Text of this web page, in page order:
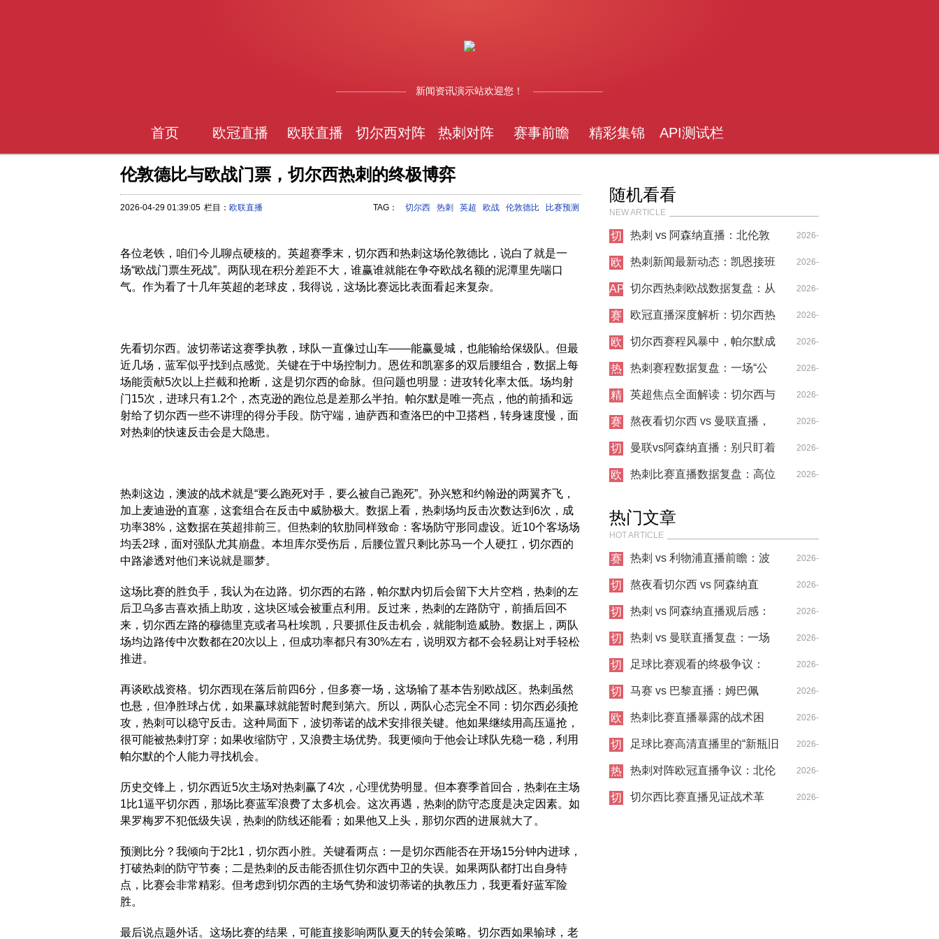
新闻资讯演示站欢迎您！
首页 欧冠直播 欧联直播 切尔西对阵 热刺对阵 赛事前瞻 精彩集锦 API测试栏
伦敦德比与欧战门票，切尔西热刺的终极博弈
2026-04-29 01:39:05 栏目： 欧联直播 TAG： 切尔西 热刺 英超 欧战 伦敦德比 比赛预测
各位老铁，咱们今儿聊点硬核的。英超赛季末，切尔西和热刺这场伦敦德比，说白了就是一
场“欧战门票生死战”。两队现在积分差距不大，谁赢谁就能在争夺欧战名额的泥潭里先喘口
气。作为看了十几年英超的老球皮，我得说，这场比赛远比表面看起来复杂。
先看切尔西。波切蒂诺这赛季执教，球队一直像过山车——能赢曼城，也能输给保级队。但最
近几场，蓝军似乎找到点感觉。关键在于中场控制力。恩佐和凯塞多的双后腰组合，数据上每
场能贡献5次以上拦截和抢断，这是切尔西的命脉。但问题也明显：进攻转化率太低。场均射
门15次，进球只有1.2个，杰克逊的跑位总是差那么半拍。帕尔默是唯一亮点，他的前插和远
射给了切尔西一些不讲理的得分手段。防守端，迪萨西和查洛巴的中卫搭档，转身速度慢，面
对热刺的快速反击会是大隐患。
热刺这边，澳波的战术就是“要么跑死对手，要么被自己跑死”。孙兴慜和约翰逊的两翼齐飞，
加上麦迪逊的直塞，这套组合在反击中威胁极大。数据上看，热刺场均反击次数达到6次，成
功率38%，这数据在英超排前三。但热刺的软肋同样致命：客场防守形同虚设。近10个客场场
均丢2球，面对强队尤其崩盘。本坦库尔受伤后，后腰位置只剩比苏马一个人硬扛，切尔西的
中路渗透对他们来说就是噩梦。
这场比赛的胜负手，我认为在边路。切尔西的右路，帕尔默内切后会留下大片空档，热刺的左
后卫乌多吉喜欢插上助攻，这块区域会被重点利用。反过来，热刺的左路防守，前插后回不
来，切尔西左路的穆德里克或者马杜埃凯，只要抓住反击机会，就能制造威胁。数据上，两队
场均边路传中次数都在20次以上，但成功率都只有30%左右，说明双方都不会轻易让对手轻松
推进。
再谈欧战资格。切尔西现在落后前四6分，但多赛一场，这场输了基本告别欧战区。热刺虽然
也悬，但净胜球占优，如果赢球就能暂时爬到第六。所以，两队心态完全不同：切尔西必须抢
攻，热刺可以稳守反击。这种局面下，波切蒂诺的战术安排很关键。他如果继续用高压逼抢，
很可能被热刺打穿；如果收缩防守，又浪费主场优势。我更倾向于他会让球队先稳一稳，利用
帕尔默的个人能力寻找机会。
历史交锋上，切尔西近5次主场对热刺赢了4次，心理优势明显。但本赛季首回合，热刺在主场
1比1逼平切尔西，那场比赛蓝军浪费了太多机会。这次再遇，热刺的防守态度是决定因素。如
果罗梅罗不犯低级失误，热刺的防线还能看；如果他又上头，那切尔西的进展就大了。
预测比分？我倾向于2比1，切尔西小胜。关键看两点：一是切尔西能否在开场15分钟内进球，
打破热刺的防守节奏；二是热刺的反击能否抓住切尔西中卫的失误。如果两队都打出自身特
点，比赛会非常精彩。但考虑到切尔西的主场气势和波切蒂诺的执教压力，我更看好蓝军险
胜。
最后说点题外话。这场比赛的结果，可能直接影响两队夏天的转会策略。切尔西如果输球，老
随机看看
NEW ARTICLE
切
西
他
阵
热刺 vs 阿森纳直播：北伦敦
德比的战术博弈与情绪过山车
2026-
04-20
欧
直
热刺新闻最新动态：凯恩接班
人浮出水面，孙兴慜转型中场
引爆战术变革
2026-
04-29
API
试
目
切尔西热刺欧战数据复盘：从
蓝色大巴到白鹿巷风暴的十年
轮回
2026-
04-29
赛
前
欧冠直播深度解析：切尔西热
刺欧战争议的战术破局与数据
谎言
2026-
04-28
欧
直
切尔西赛程风暴中，帕尔默成
破局之匙——热刺欧战暗藏危
机
2026-
04-28
热
对
热刺赛程数据复盘：一场“公
平”争议下的战术溃败与赛程阳
谋
2026-
04-29
精
集
英超焦点全面解读：切尔西与
热刺的欧战双面镜
2026-
04-28
赛
前
熬夜看切尔西 vs 曼联直播，
这场红蓝大战的战术博弈值了
2026-
04-21
切
西
曼联vs阿森纳直播：别只盯着
哈弗茨，真正的胜负手是那
2026-
04-14
欧
播
热刺比赛直播数据复盘：高位 2026-
热门文章
HOT ARTICLE
赛
前
热刺 vs 利物浦直播前瞻：波
叔的“七伤拳”，能破克洛普
的“重金属”吗？
2026-
04-14
切
西
敦
比
熬夜看切尔西 vs 阿森纳直
播，这比赛要素也太多了！
2026-
04-20
切
西
点
热刺 vs 阿森纳直播观后感：
北伦敦的雨夜，心跳比雨点更
急
2026-
04-21
切
西
敦
比
热刺 vs 曼联直播复盘：一场
被VAR切割的战术博弈，麦迪
逊导演逆转
2026-
04-18
切
西
他
阵
足球比赛观看的终极争议：
VAR，是守护公正还是扼杀激
情？
2026-
04-14
切
西
敦
比
马赛 vs 巴黎直播：姆巴佩
的“散步”是战术毒药还是天才
特权？
2026-
04-14
欧
直
热刺比赛直播暴露的战术困
局：控球率七成却输得没脾气
2026-
04-21
切
西
点
足球比赛高清直播里的“新瓶旧
酒”：当哈兰德遇见希勒，暴力
美学的数字革命
2026-
04-14
热
对
热刺对阵欧冠直播争议：北伦
敦德比之外的欧战暗战
2026-
04-30
切
切尔西比赛直播见证战术革 2026-